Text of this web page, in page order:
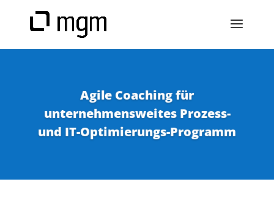
Agile Coaching für
unternehmensweites Prozess-
und IT-Optimierungs-Programm